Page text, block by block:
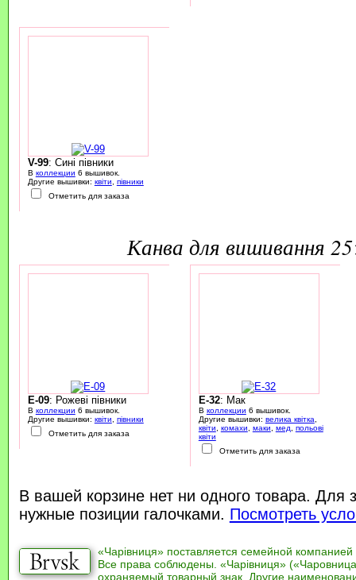
V-99: Сині півники
В коллекции 6 вышивок.
Другие вышивки: квіти, півники
Отметить для заказа
канва для вишивання
E-09: Рожеві півники
В коллекции 6 вышивок.
Другие вышивки: квіти
півники
Отметить для заказа
E-32: Мак
В коллекции 6 вышивок.
Другие вышивки: велика квітка
квіти
комахи маки мед
польові
квіти
Отметить для заказа
В вашей корзине нет ни одного товара. Для
нужные позиции галочками. Посмотреть
«Чарівниця» поставляется семейной компанией
Все права соблюдены. «Чарівниця»
охраняемый товарный знак. Другие